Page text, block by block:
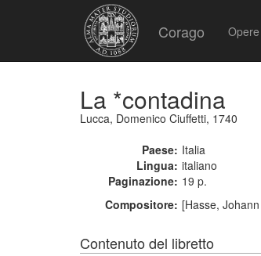
Corago Opere
La *contadina
Lucca, Domenico Ciuffetti, 1740
Paese: Italia
Lingua: italiano
Paginazione: 19 p.
Compositore: [Hasse,
Contenuto del libretto